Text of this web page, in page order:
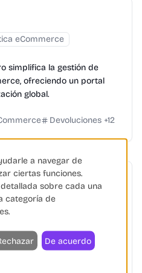
eCommerce
simplifica la gestión de
ofreciendo un portal
global.
Devoluciones +12
Logística
integrales para
red de puntos.
a navegar de
ciertas funciones.
sobre cada una
categoría de
De acuerdo